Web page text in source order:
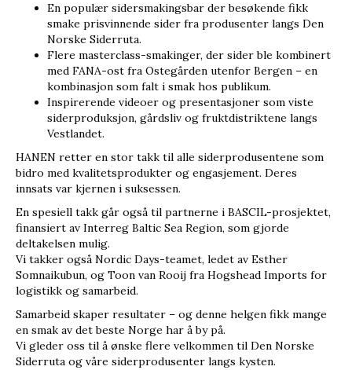
En populær sidersmakingsbar der besøkende fikk
smake prisvinnende sider fra produsenter langs Den
Norske Siderruta.
Flere masterclass-smakinger, der sider ble kombinert
med FANA-ost fra Ostegården utenfor Bergen – en
kombinasjon som falt i smak hos publikum.
Inspirerende videoer og presentasjoner som viste
siderproduksjon, gårdsliv og fruktdistriktene langs
Vestlandet.
HANEN retter en stor takk til alle siderprodusentene som
bidro med kvalitetsprodukter og engasjement. Deres
innsats var kjernen i suksessen.
En spesiell takk går også til partnerne i BASCIL-prosjektet,
finansiert av Interreg Baltic Sea Region, som gjorde
deltakelsen mulig.
Vi takker også Nordic Days-teamet, ledet av Esther
Somnaikubun, og Toon van Rooij fra Hogshead Imports for
logistikk og samarbeid.
Samarbeid skaper resultater – og denne helgen fikk mange
en smak av det beste Norge har å by på.
Vi gleder oss til å ønske flere velkommen til Den Norske
Siderruta og våre siderprodusenter langs kysten.